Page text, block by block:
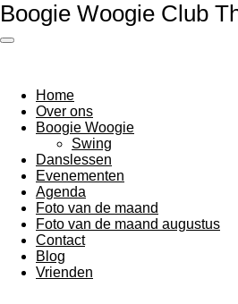
Ga
naar
Boogie Woogie Club
Home
Over ons
Boogie Woogie
Swing
Danslessen
Evenementen
Agenda
Foto van de maand
Foto van de maand augustus
Contact
Blog
Vrienden